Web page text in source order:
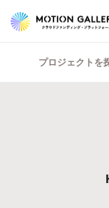
プロジェクトを